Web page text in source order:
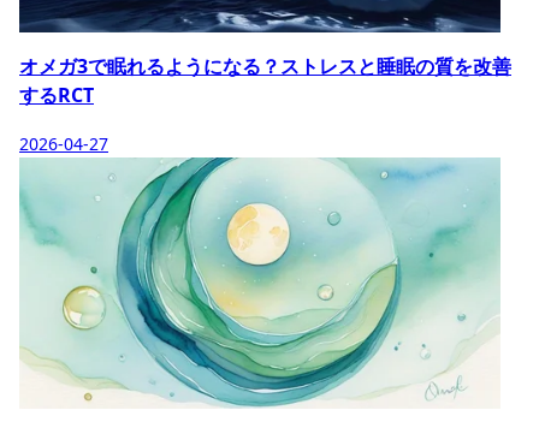
オメガ3で眠れるようになる？ストレスと睡眠の質を改善
するRCT
2026-04-27